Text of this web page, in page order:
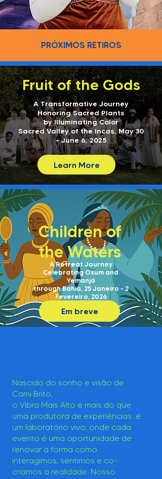
PRÓXIMOS RETIROS
Fruit of the Gods
A Transformative Journey
Honoring Sacred Plants
by Illuminating Color
Sacred Valley of the Incas, May 30
- June 6, 2025
Learn More
Children of
the Waters
A Retreat Journey
Celebrating Oxum and
Yemanjá
through Bahia, 25 Janeiro - 2
Fevereiro, 2026
Em breve
Nascido do sonho e visão de
Cami Brito,
o Vibra Mais Alto é mais do que
uma produtora de experiências: é
um laboratório vivo, onde cada
evento é uma oportunidade de
renovar a forma como
interagimos, sentimos e co-
criamos a realidade. Nosso